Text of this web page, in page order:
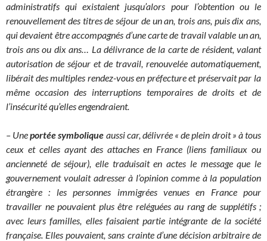
administratifs qui existaient jusqu’alors pour l’obtention ou le
renouvellement des titres de séjour de un an, trois ans, puis dix ans,
qui devaient être accompagnés d’une carte de travail valable un an,
trois ans ou dix ans… La délivrance de la carte de résident, valant
autorisation de séjour et de travail, renouvelée automatiquement,
libérait des multiples rendez-vous en préfecture et préservait par la
même occasion des interruptions temporaires de droits et de
l’insécurité qu’elles engendraient.
– Uneportée symbolique aussi car, délivrée « de plein droit » à tous
ceux et celles ayant des attaches en France (liens familiaux ou
ancienneté de séjour), elle traduisait en actes le message que le
gouvernement voulait adresser à l’opinion comme à la population
étrangère : les personnes immigrées venues en France pour
travailler ne pouvaient plus être reléguées au rang de supplétifs ;
avec leurs familles, elles faisaient partie intégrante de la société
française. Elles pouvaient, sans crainte d’une décision arbitraire de